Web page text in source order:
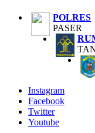
POLRES
PASER
Instagram
Facebook
Twitter
Youtube